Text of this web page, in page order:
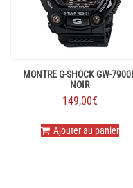
sur
MONTRE G-SHOCK GW-
NOIR
149,00€
Ajouter au panier